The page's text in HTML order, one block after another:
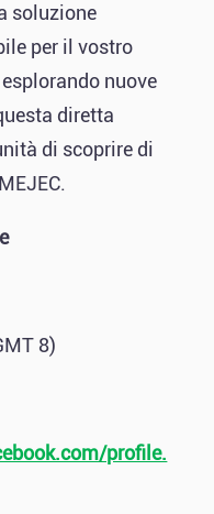
soluzione
per il vostro
nuove
diretta
di scoprire di
8)
profile.